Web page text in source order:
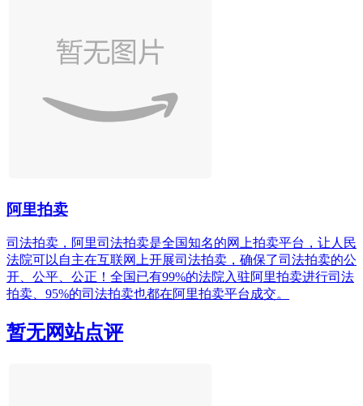
阿里拍卖
司法拍卖，阿里司法拍卖是全国知名的网上拍卖平台，让人民
法院可以自主在互联网上开展司法拍卖，确保了司法拍卖的公
开、公平、公正！全国已有99%的法院入驻阿里拍卖进行司法
拍卖、95%的司法拍卖也都在阿里拍卖平台成交。
暂无网站点评